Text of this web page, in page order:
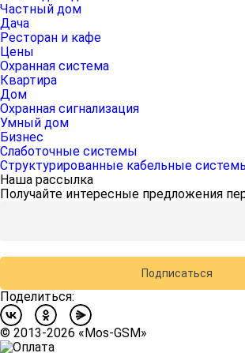
Частный дом
Дача
Ресторан и кафе
Цены
Охранная система
Квартира
Дом
Охранная сигнализация
Умный дом
Бизнес
Слаботочные системы
Структурированные кабельные
Наша рассылка
Получайте интересные предложения
Подписаться
Поделиться:
© 2013-2026 «Mos-GSM»